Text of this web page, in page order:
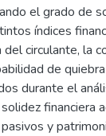
el grado de
índices
del circulante, la
de
durante el
financiera
y